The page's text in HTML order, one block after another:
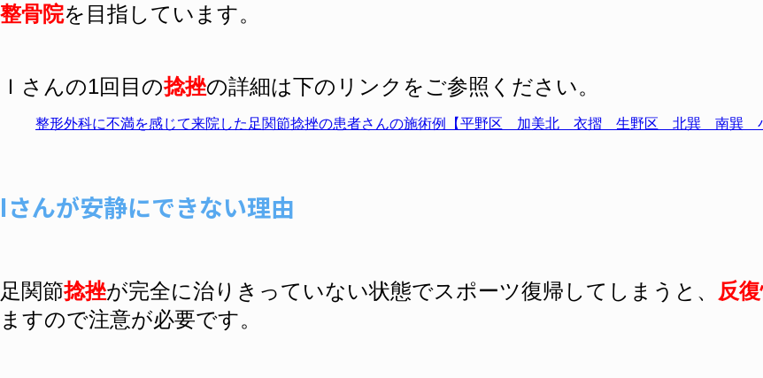
整骨院を目指しています。
Ｉさんの1回目の捻挫の詳細は下のリンクをご参照ください。
整形外科に不満を感じて来院した足関節捻挫の患者さんの施術例【平野区 加美北 衣摺 生野区 北巽 南巽 小
Iさんが安静にできない理由
足関節捻挫が完全に治りきっていない状態でスポーツ復帰してしまうと、 反
ますので注意が必要です。